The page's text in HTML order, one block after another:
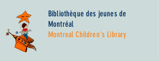
Bibliothèque des jeunes de
Montréal
Montreal Children's Library